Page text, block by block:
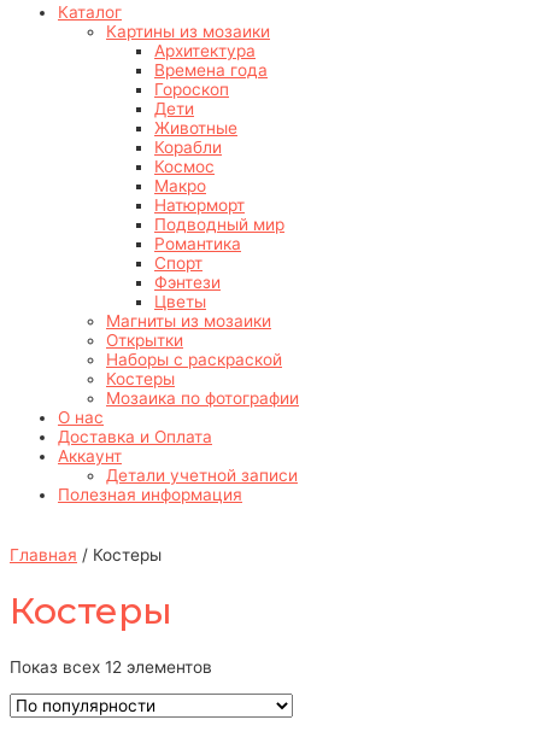
Каталог
Картины из мозаики
Архитектура
Времена года
Гороскоп
Дети
Животные
Корабли
Космос
Макро
Натюрморт
Подводный мир
Романтика
Спорт
Фэнтези
Цветы
Магниты из мозаики
Открытки
Наборы с раскраской
Костеры
Мозаика по фотографии
О нас
Доставка и Оплата
Аккаунт
Детали учетной записи
Полезная информация
Главная / Костеры
Костеры
Показ всех 12 элементов